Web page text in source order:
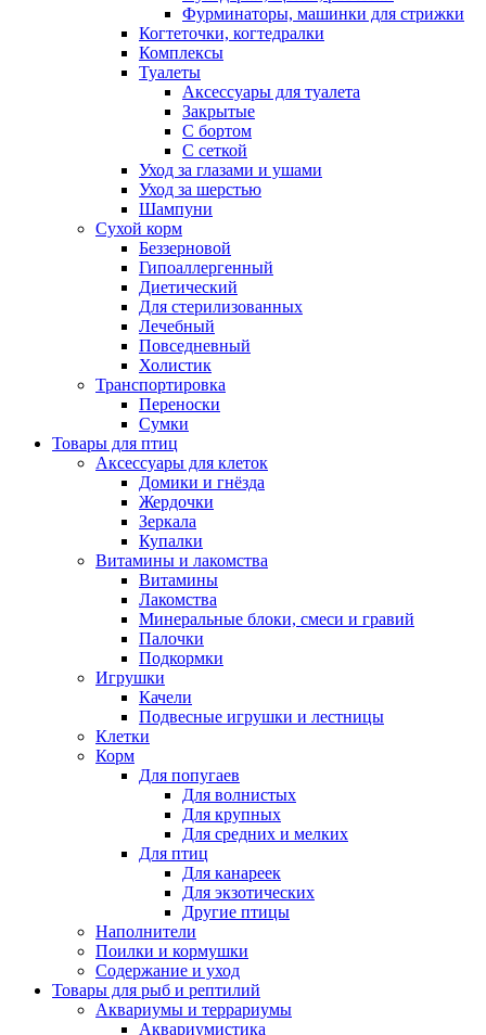
Фурминаторы, машинки для стрижки
Когтеточки, когтедралки
Комплексы
Туалеты
Аксессуары для туалета
Закрытые
С бортом
С сеткой
Уход за глазами и ушами
Уход за шерстью
Шампуни
Сухой корм
Беззерновой
Гипоаллергенный
Диетический
Для стерилизованных
Лечебный
Повседневный
Холистик
Транспортировка
Переноски
Сумки
Товары для птиц
Аксессуары для клеток
Домики и гнёзда
Жердочки
Зеркала
Купалки
Витамины и лакомства
Витамины
Лакомства
Минеральные блоки, смеси и гравий
Палочки
Подкормки
Игрушки
Качели
Подвесные игрушки и лестницы
Клетки
Корм
Для попугаев
Для волнистых
Для крупных
Для средних и мелких
Для птиц
Для канареек
Для экзотических
Другие птицы
Наполнители
Поилки и кормушки
Содержание и уход
Товары для рыб и рептилий
Аквариумы и террариумы
Аквариумистика